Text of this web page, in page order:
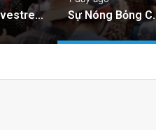
Sự Kiện Livestream Gây Chấn Động: 3 Triệu Người Theo Dõi Nguyễn Phương Hằng Tại Việt Nam! Sự Nóng Bỏng Của